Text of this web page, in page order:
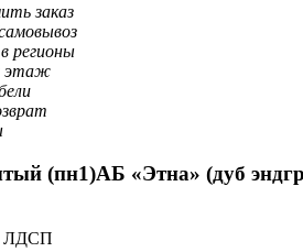
заказ
регионы
этаж
(пн1)АБ «Этна» (дуб
ЛДСП